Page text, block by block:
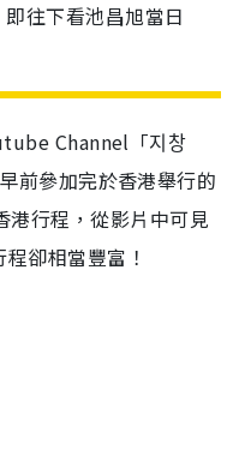
往下看池昌旭當日
Channel「지창
前參加完於香港舉行的
港行程，從影片中可見
卻相當豐富！